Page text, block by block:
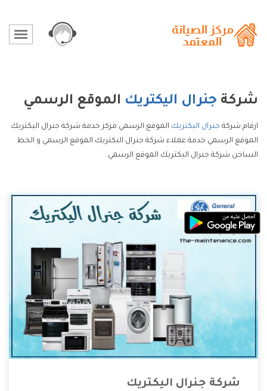
شركة جنرال اليكتريك الموقع الرسمي
ارقام شركة جنرال اليكتريك الموقع الرسمي مركز خدمة شركة جنرال اليكتريك
الموقع الرسمي خدمة عملاء شركة جنرال اليكتريك الموقع الرسمي و الخط
الساخن شركة جنرال اليكتريك الموقع الرسمي.
شركة جنرال اليكتريك